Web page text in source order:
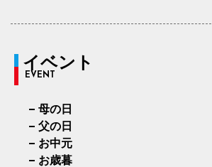
イベント
EVENT
母の日
父の日
お中元
お歳暮